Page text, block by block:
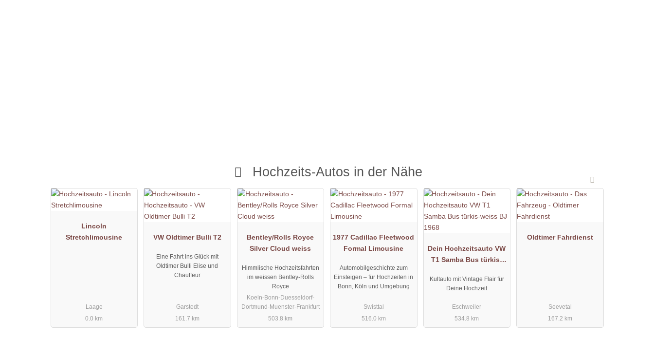
Hochzeits-Autos in der Nähe
Lincoln
Stretchlimousine
Laage
0.0 km
VW Oldtimer Bulli T2
Eine Fahrt ins Glück mit
Oldtimer Bulli Elise und
Chauffeur
Garstedt
161.7 km
Bentley/Rolls Royce
Silver Cloud weiss
Himmlische Hochzeitsfahrten
im weissen Bentley-Rolls
Royce
Koeln-Bonn-Duesseldorf-
Dortmund-Muenster-Frankfurt
503.8 km
1977 Cadillac Fleetwood
Formal Limousine
Automobilgeschichte zum
Einsteigen – für Hochzeiten in
Bonn, Köln und Umgebung
Swisttal
516.0 km
Dein Hochzeitsauto VW
T1 Samba Bus türkis-
Kultauto mit Vintage Flair für
Deine Hochzeit
Eschweiler
534.8 km
Oldtimer Fahrdienst
Seevetal
167.2 km